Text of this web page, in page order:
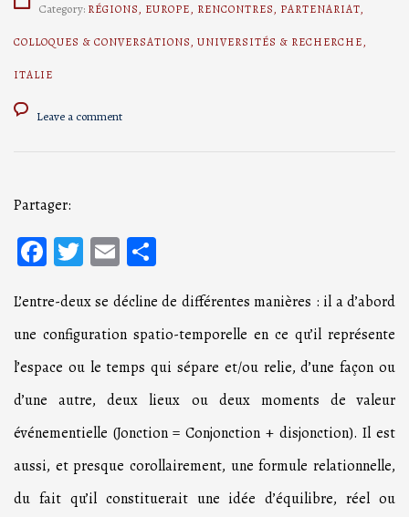
Category: RÉGIONS, EUROPE, RENCONTRES, PARTENARIAT,
COLLOQUES & CONVERSATIONS, UNIVERSITÉS & RECHERCHE,
ITALIE
Leave a comment
Partager:
Facebook
Twitter
Email
L’entre-deux se décline de différentes manières : il a d’abord
une configuration spatio-temporelle en ce qu’il représente
l’espace ou le temps qui sépare et/ou relie, d’une façon ou
d’une autre, deux lieux ou deux moments de valeur
événementielle (Jonction = Conjonction + disjonction). Il est
aussi, et presque corollairement, une formule relationnelle,
du fait qu’il constituerait une idée d’équilibre, réel ou